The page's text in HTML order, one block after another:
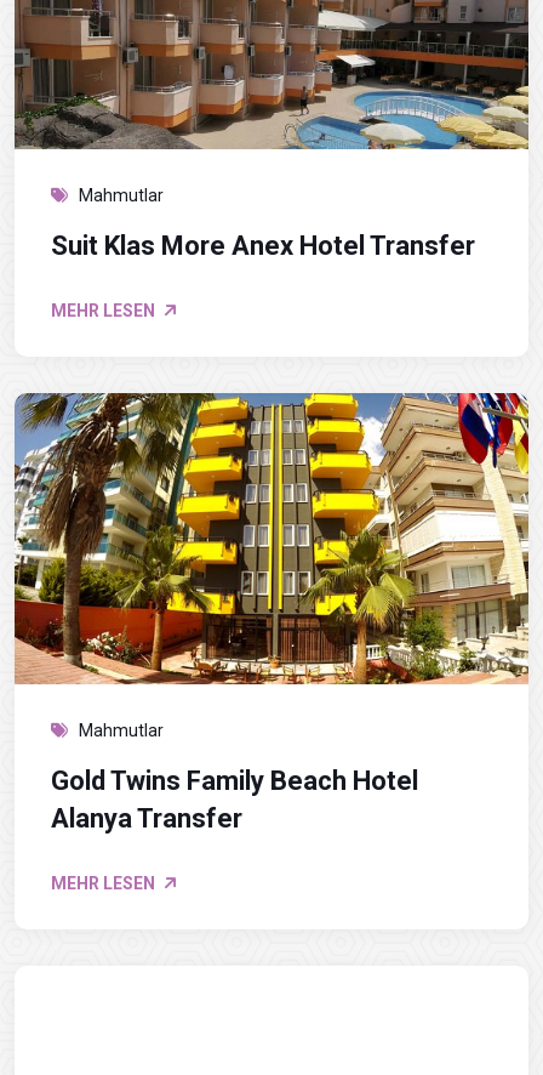
Mahmutlar
Suit Klas More Anex Hotel Transfer
MEHR LESEN
Mahmutlar
Gold Twins Family Beach Hotel
Alanya Transfer
MEHR LESEN